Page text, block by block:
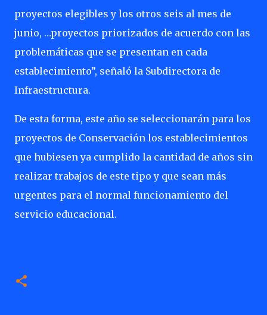
proyectos elegibles y los otros seis al mes de
junio, …proyectos priorizados de acuerdo con las
problemáticas que se presentan en cada
establecimiento”, señaló la Subdirectora de
Infraestructura.
De esta forma, este año se seleccionarán para los
proyectos de Conservación los establecimientos
que hubiesen ya cumplido la cantidad de años sin
realizar trabajos de este tipo y que sean más
urgentes para el normal funcionamiento del
servicio educacional.